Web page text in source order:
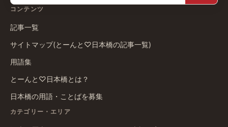
コンテンツ
記事一覧
サイトマップ(とーんと♡日本橋の記事一覧)
用語集
とーんと♡日本橋とは？
日本橋の用語・ことばを募集
カテゴリー・エリア